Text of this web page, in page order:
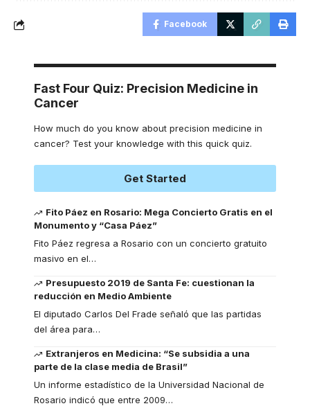
Facebook
Fast Four Quiz: Precision Medicine in
Cancer
How much do you know about precision medicine in
cancer? Test your knowledge with this quick quiz.
Get Started
Fito Páez en Rosario: Mega Concierto Gratis en el
Monumento y “Casa Páez”
Fito Páez regresa a Rosario con un concierto gratuito
masivo en el…
Presupuesto 2019 de Santa Fe: cuestionan la
reducción en Medio Ambiente
El diputado Carlos Del Frade señaló que las partidas
del área para…
Extranjeros en Medicina: “Se subsidia a una
parte de la clase media de Brasil”
Un informe estadístico de la Universidad Nacional de
Rosario indicó que entre 2009…